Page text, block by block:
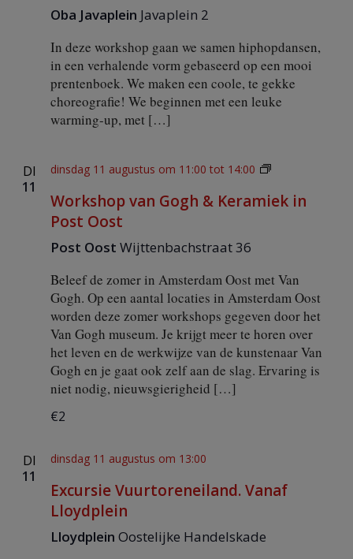
T
Oba Javaplein Javaplein 2
In deze workshop gaan we samen hiphopdansen,
in een verhalende vorm gebaseerd op een mooi
prentenboek. We maken een coole, te gekke
choreografie! We beginnen met een leuke
warming-up, met […]
DI
11
Workshop van Gogh & Keramiek in
Post Oost
dinsdag 11 augustus om 11:00 tot 14:00
W
r
p
v
a
n
G
o
h
e
Post Oost Wijttenbachstraat 36
Beleef de zomer in Amsterdam Oost met Van
Gogh. Op een aantal locaties in Amsterdam Oost
worden deze zomer workshops gegeven door het
Van Gogh museum. Je krijgt meer te horen over
het leven en de werkwijze van de kunstenaar Van
Gogh en je gaat ook zelf aan de slag. Ervaring is
niet nodig, nieuwsgierigheid […]
€2
DI
11
Excursie Vuurtoreneiland. Vanaf
Lloydplein
dinsdag 11 augustus om 13:00
Lloydplein Oostelijke Handelskade